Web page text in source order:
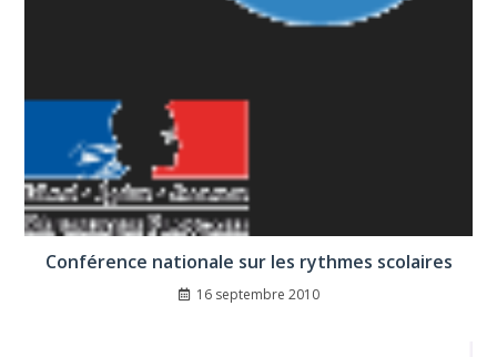
Conférence nationale sur les rythmes scolaires
16 septembre 2010